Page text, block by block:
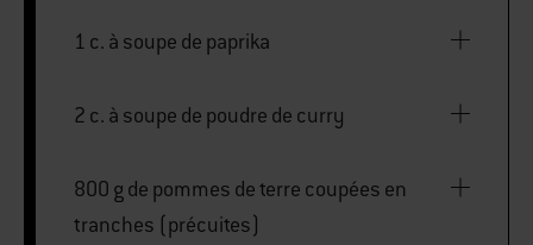
1 c. à soupe de paprika
2 c. à soupe de poudre de curry
800 g de pommes de terre coupées en
tranches (précuites)